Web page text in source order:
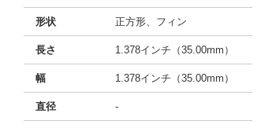
形状 正方形、フィン
長さ 1.378インチ（35.00mm）
幅 1.378インチ（35.00mm）
直径 -